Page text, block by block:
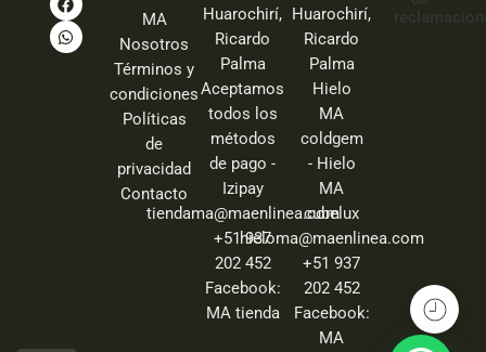
MA
Nosotros
Términos y
condiciones
Políticas
de
privacidad
Contacto
Huarochirí,
Ricardo
Palma
Aceptamos
todos los
métodos
de pago -
Izipay
tiendama@maenlinea.com
+51 937
202 452
Facebook:
MA tienda
Huarochirí,
Ricardo
Palma
Hielo
MA
coldgem
- Hielo
MA
cubelux
hieloma@maenlinea.com
+51 937
202 452
Facebook:
MA